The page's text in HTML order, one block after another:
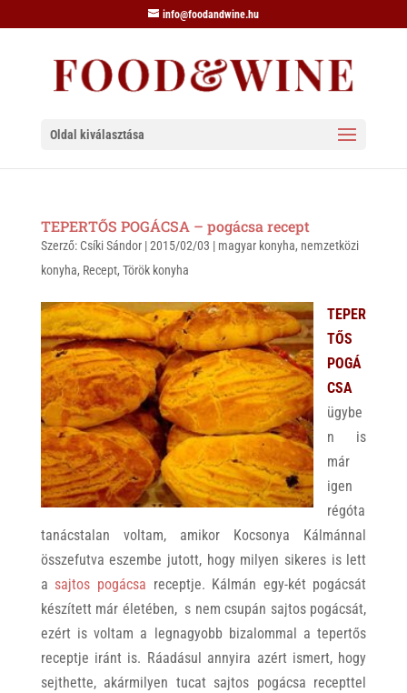
info@foodandwine.hu
Oldal kiválasztása
TEPERTŐS POGÁCSA – pogácsa recept
Szerző: Csíki Sándor|2015/02/03 | magyar konyha, nemzetközi
konyha, Recept, Török konyha
TEPER
TŐS
POGÁ
CSA
ügybe
n is
már
igen
régóta
tanácstalan voltam, amikor Kocsonya Kálmánnal
összefutva eszembe jutott, hogy milyen sikeres is lett
a sajtos pogácsa receptje. Kálmán egy-két pogácsát
készített már életében, s nem csupán sajtos pogácsát,
ezért is voltam a legnagyobb bizalommal a tepertős
receptje iránt is. Ráadásul annyira azért ismert, hogy
sejthette, akármilyen tucat sajtos pogácsa recepttel